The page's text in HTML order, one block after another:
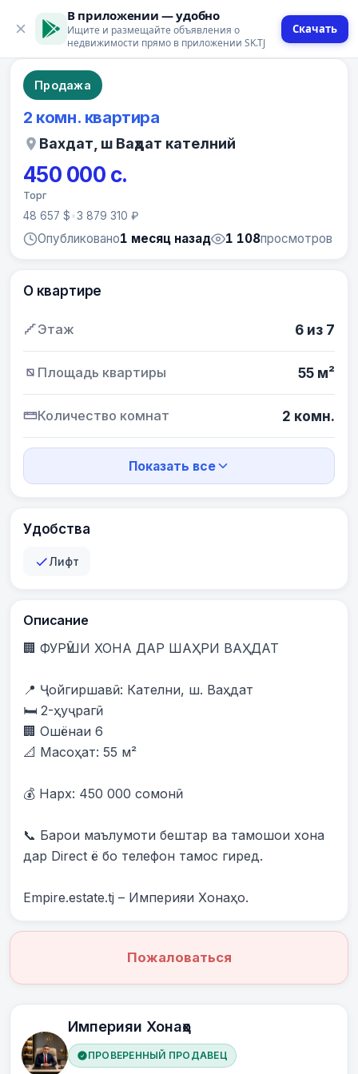
В приложении — удобно
Ищите и размещайте объявления о
недвижимости прямо в приложении SK.TJ
Скачать
9 фото
Продажа
2 комн. квартира
Вахдат, ш Ваҳдат кателний
450 000 с.
Торг
48 657 $•3 879 310 ₽
Опубликовано1 месяц назад 1 108просмотров
О квартире
Этаж 6 из 7
Площадь квартиры 55 м²
Количество комнат 2 комн.
Показать все
Удобства
Лифт
Описание
🏢 ФУРӮШИ ХОНА ДАР ШАҲРИ ВАҲДАТ
📍 Ҷойгиршавӣ: Кателни, ш. Ваҳдат
🛏️ 2-ҳуҷрагӣ
🏢 Ошёнаи 6
📐 Масоҳат: 55 м²
💰 Нарх: 450 000 сомонӣ
📞 Барои маълумоти бештар ва тамошои хона
дар Direct ё бо телефон тамос гиред.
Empire.estate.tj – Империяи Хонаҳо.
Пожаловаться
Империяи Хонаҳо
ПРОВЕРЕННЫЙ ПРОДАВЕЦ